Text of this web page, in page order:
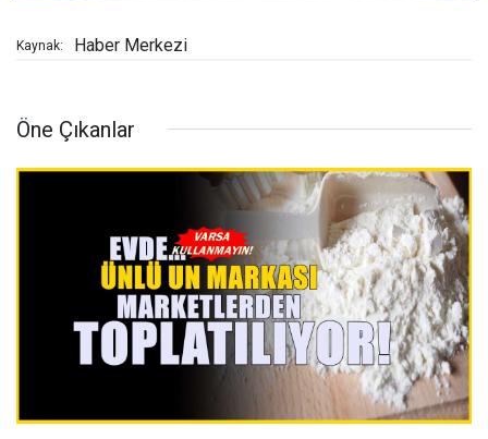
Kaynak: Haber Merkezi
Öne Çıkanlar